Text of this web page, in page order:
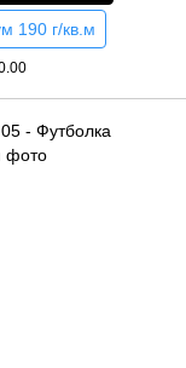
190 г/кв.м